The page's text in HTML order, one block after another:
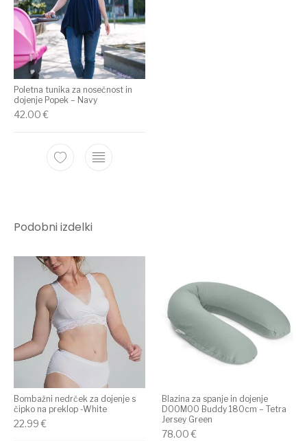
Poletna tunika za nosečnost in
dojenje Popek – Navy
42.00€
Podobni izdelki
Bombažni nedrček za dojenje s
čipko na preklop -White
22.99€
Blazina za spanje in dojenje
DOOMOO Buddy 180cm – Tetra
Jersey Green
78.00€